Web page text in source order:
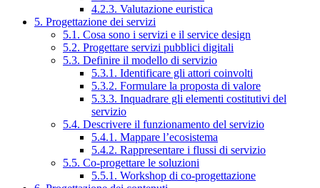
4.2.3. Valutazione euristica
5. Progettazione dei servizi
5.1. Cosa sono i servizi e il service design
5.2. Progettare servizi pubblici digitali
5.3. Definire il modello di servizio
5.3.1. Identificare gli attori coinvolti
5.3.2. Formulare la proposta di valore
5.3.3. Inquadrare gli elementi costitutivi del
servizio
5.4. Descrivere il funzionamento del servizio
5.4.1. Mappare l’ecosistema
5.4.2. Rappresentare i flussi di servizio
5.5. Co-progettare le soluzioni
5.5.1. Workshop di co-progettazione